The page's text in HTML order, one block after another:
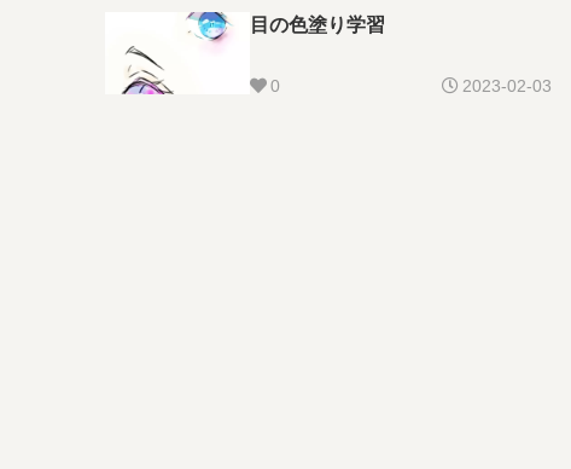
目の色塗り学習
0 2023-02-03